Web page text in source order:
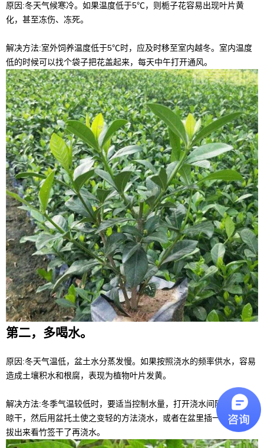
原因:冬天气候寒冷。如果温度低于5℃，则栀子花容易出现叶片黄
化，甚至冻伤、冻死。
解决方法:室外饲养温度低于5℃时，应及时移至室内越冬。室内温度
低的时候可以找个袋子把花盖起来，每天中午打开通风。
第二，多喝水。
原因:冬天气温低，盆土水分蒸发慢。如果按照浇水的频率供水，容易
造成土壤积水和根腐，表现为植物叶片发黄。
解决方法:冬季气温较低时，要适当控制水量，打开浇水间隔，摸土面
晾干，然后用盆托土使之变轻的方法浇水，或者在盆里插一根竹签，
拔出来看竹签干了再浇水。